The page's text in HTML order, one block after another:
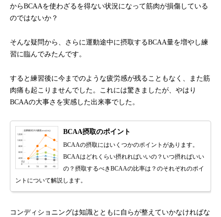
からBCAAを使わざるを得ない状況になって筋肉が損傷している
のではないか？
そんな疑問から、さらに運動途中に摂取するBCAA量を増やし練
習に臨んでみたんです。
すると練習後に今までのような疲労感が残ることもなく、また筋
肉痛も起こりませんでした。これには驚きましたが、やはり
BCAAの大事さを実感した出来事でした。
BCAA摂取のポイント
BCAAの摂取にはいくつかのポイントがあります。
BCAAはどれくらい摂れればいいの？いつ摂ればいい
の？摂取するべきBCAAの比率は？のそれぞれのポイ
ントについて解説します。
コンディショニングは知識とともに自らが整えていかなければな